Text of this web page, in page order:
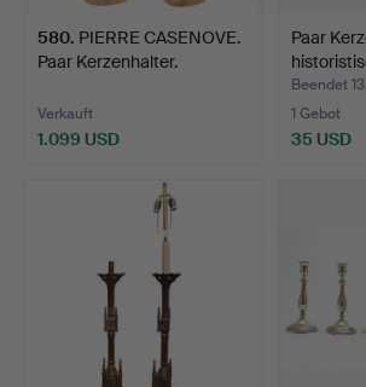
580. PIERRE CASENOVE.
Paar Kerzenhalter.
Verkauft
1.099 USD
Paar
Beendet
1 Gebot
35 USD